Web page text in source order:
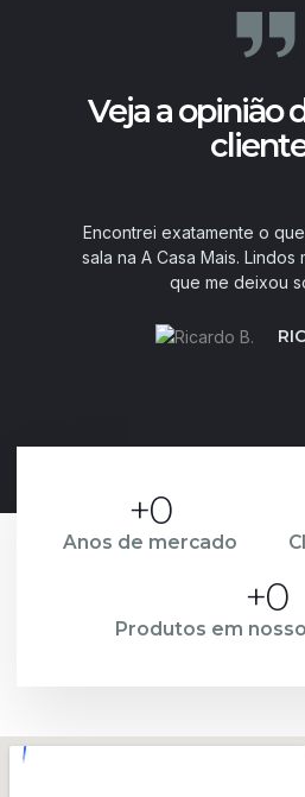
Veja a opinião
Encontrei exatamente o
sala na A Casa Mais.
que me deixou
+0
Anos de mercado
+0
Produtos em